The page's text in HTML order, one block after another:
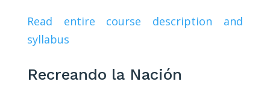
Read entire course description and
syllabus
Recreando la Nación